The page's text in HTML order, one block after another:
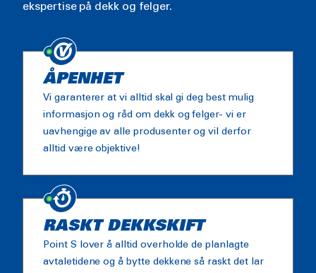
ekspertise på dekk og felger.
ÅPENHET
Vi garanterer at vi alltid skal gi deg best mulig
informasjon og råd om dekk og felger- vi er
uavhengige av alle produsenter og vil derfor
alltid være objektive!
RASKT DEKKSKIFT
Point S lover å alltid overholde de planlagte
avtaletidene og å bytte dekkene så raskt det lar